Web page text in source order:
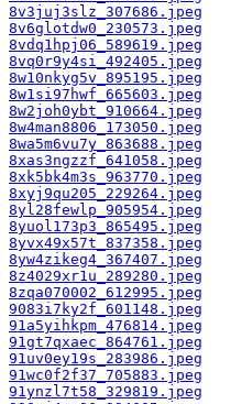
8v3juj3slz_307686.jpeg
8v6glotdw0_230573.jpeg
8vdq1hpj06_589619.jpeg
8vq0r9y4si_492405.jpeg
8w10nkyg5v_895195.jpeg
8w1si97hwf_665603.jpeg
8w2joh0ybt_910664.jpeg
8w4man8806_173050.jpeg
8wa5m6vu7y_863688.jpeg
8xas3ngzzf_641058.jpeg
8xk5bk4m3s_963770.jpeg
8xyj9qu205_229264.jpeg
8yl28fewlp_905954.jpeg
8yuol173p3_865495.jpeg
8yvx49x57t_837358.jpeg
8yw4zikeg4_367407.jpeg
8z4029xr1u_289280.jpeg
8zqa070002_612995.jpeg
9083i7ky2f_601148.jpeg
91a5yihkpm_476814.jpeg
91gt7qxaec_864761.jpeg
91uv0ey19s_283986.jpeg
91wc0f2f37_705883.jpeg
91ynzl7t58_329819.jpeg